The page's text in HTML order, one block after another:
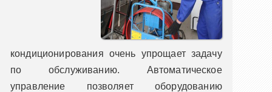
кондиционирования очень упрощает задачу
по обслуживанию. Автоматическое
управление позволяет оборудованию